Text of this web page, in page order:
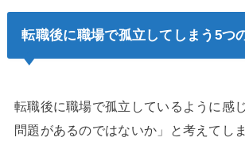
転職後に職場で孤立してしまう5つ
転職後に職場で孤立しているように感
問題があるのではないか」と考えてし